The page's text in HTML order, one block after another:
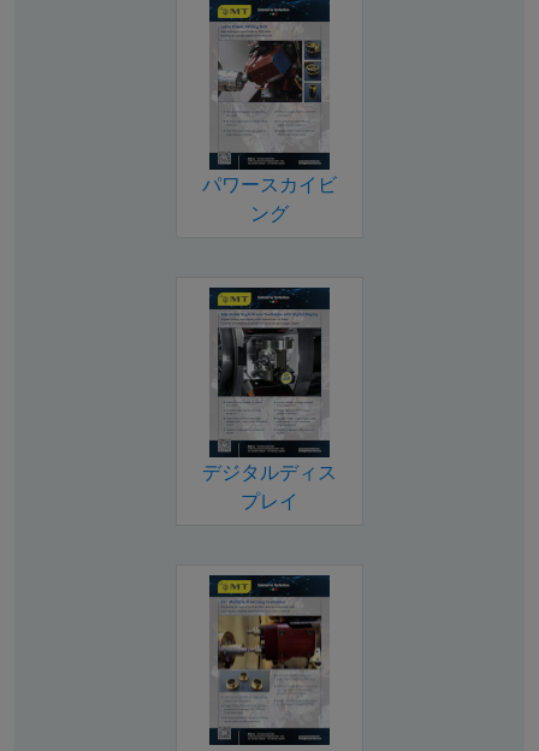
パワースカイビ
ング
デジタルディス
プレイ